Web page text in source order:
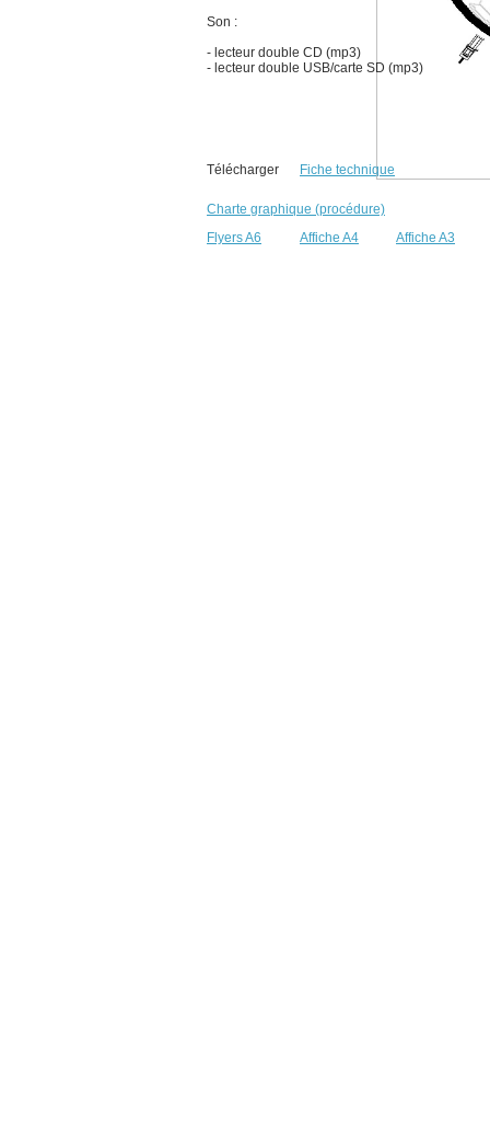
Son :
- lecteur double CD (mp3)
- lecteur double USB/carte SD (mp3)
Télécharger Fiche technique
Charte graphique (procédure)
Flyers A6
Affiche A4 Affiche A3